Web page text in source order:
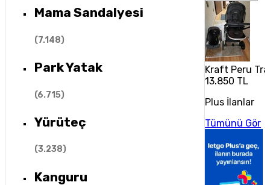
Mama Sandalyesi
(7.148)
Park Yatak
(6.715)
Yürüteç
(3.238)
Kanguru
Kraft Peru
13.850 TL
Plus İlanlar
Tümünü Gör